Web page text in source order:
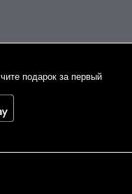
подарок за первый